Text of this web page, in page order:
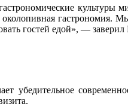
гостей едой», — заверил
убедительное